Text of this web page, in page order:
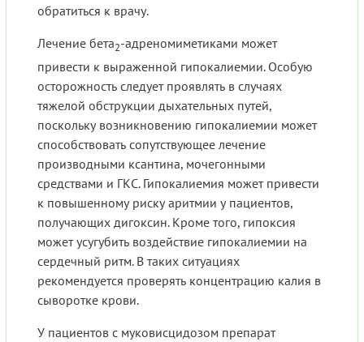
обратиться к врачу.
Лечение бета2-адреномиметиками может
привести к выраженной гипокалиемии. Особую
осторожность следует проявлять в случаях
тяжелой обструкции дыхательных путей,
поскольку возникновению гипокалиемии может
способствовать сопутствующее лечение
производными ксантина, мочегонными
средствами и ГКС. Гипокалиемия может привести
к повышенному риску аритмии у пациентов,
получающих дигоксин. Кроме того, гипоксия
может усугубить воздействие гипокалиемии на
сердечный ритм. В таких ситуациях
рекомендуется проверять концентрацию калия в
сыворотке крови.
У пациентов с муковисцидозом препарат